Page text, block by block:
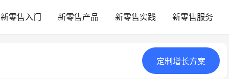
新零售入门 新零售产品 新零售实践 新零售服务
定制 增长方案